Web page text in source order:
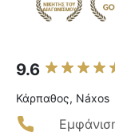
9.6
Κάρπαθος, Náxos